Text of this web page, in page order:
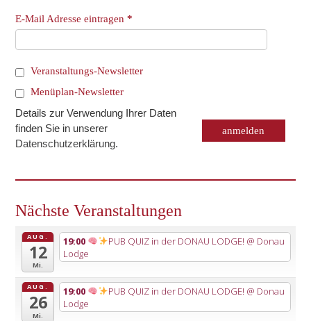
E-Mail Adresse eintragen*
Veranstaltungs-Newsletter
Menüplan-Newsletter
Details zur Verwendung Ihrer Daten
finden Sie in unserer
Datenschutzerklärung.
Nächste Veranstaltungen
AUG.
12
Mi.
19:00 PUB QUIZ in der DONAU LODGE! @ Donau
Lodge
AUG.
26
Mi.
19:00 PUB QUIZ in der DONAU LODGE! @ Donau
Lodge